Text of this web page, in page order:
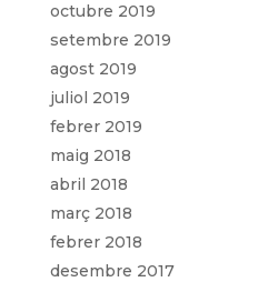
octubre 2019
setembre 2019
agost 2019
juliol 2019
febrer 2019
maig 2018
abril 2018
març 2018
febrer 2018
desembre 2017